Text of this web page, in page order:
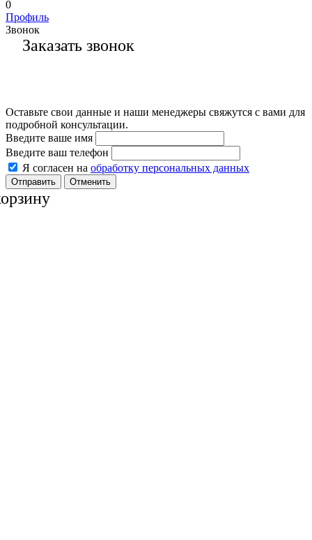
0
Профиль
Звонок
Заказать звонок
Оставьте свои данные и наши менеджеры свяжутся с вами для
подробной консультации.
Введите ваше имя
Введите ваш телефон
Я согласен на обработку персональных данных
Отменить